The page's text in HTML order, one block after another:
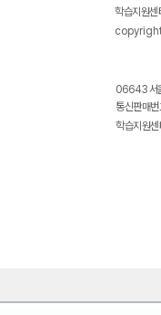
학습지원
06643 서
통신판매
학습지원